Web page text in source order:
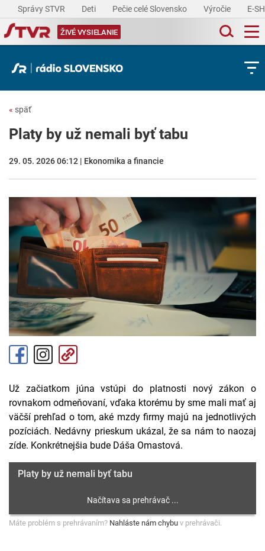
Správy STVR Deti Pečie celé Slovensko Výročie E-
ŽIVÉ VYSIELANIE
« späť
Platy by už nemali byť tabu
29. 05. 2026 06:12 | Ekonomika a financie
Už začiatkom júna vstúpi do platnosti nový zákon o
rovnakom odmeňovaní, vďaka ktorému by sme mali mať aj
väčší prehľad o tom, aké mzdy firmy majú na jednotlivých
pozíciách. Nedávny prieskum ukázal, že sa nám to naozaj
zíde. Konkrétnejšia bude Dáša Omastová.
Platy by už nemali byť tabu
Máte problém s prehrávaním? Nahláste nám chybu v prehrávači.